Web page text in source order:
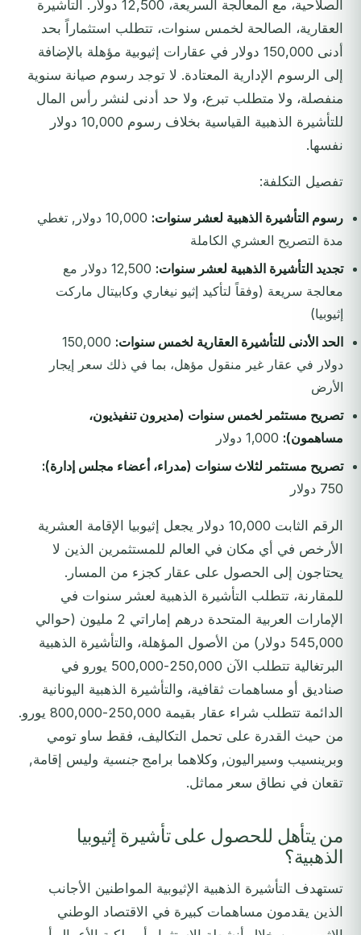
الصلاحية، مع المعالجة السريعة، 12,500 دولار. التأشيرة
العقارية، الصالحة لخمس سنوات، تتطلب استثماراً بحد
أدنى 150,000 دولار في عقارات إثيوبية مؤهلة بالإضافة
إلى الرسوم الإدارية المعتادة. لا توجد رسوم صيانة سنوية
منفصلة، ولا متطلب تبرع، ولا حد أدنى لنشر رأس المال
للتأشيرة الذهبية القياسية بخلاف رسوم 10,000 دولار
نفسها.
تفصيل التكلفة:
رسوم التأشيرة الذهبية لعشر سنوات:
10,000 دولار, تغطي
مدة التصريح العشري الكاملة
تجديد التأشيرة الذهبية لعشر سنوات:
12,500 دولار مع
معالجة سريعة (وفقاً لتأكيد إثيو نيغاري وكابيتال ماركت
إثيوبيا)
الحد الأدنى للتأشيرة العقارية لخمس سنوات: 150,000
دولار في عقار غير منقول مؤهل، بما في ذلك سعر إيجار
الأرض
تصريح مستثمر لخمس سنوات (مديرون تنفيذيون،
مساهمون):
تصريح مستثمر لثلاث سنوات (مدراء، أعضاء مجلس إدارة):
750 دولار
الرقم الثابت 10,000 دولار يجعل إثيوبيا الإقامة العشرية
الأرخص في أي مكان في العالم للمستثمرين الذين لا
يحتاجون إلى الحصول على عقار كجزء من المسار.
للمقارنة، تتطلب التأشيرة الذهبية لعشر سنوات في
الإمارات العربية المتحدة درهم إماراتي 2 مليون (حوالي
545,000 دولار) من الأصول المؤهلة، والتأشيرة الذهبية
البرتغالية تتطلب الآن 250,000-500,000 يورو في
صناديق أو مساهمات ثقافية، والتأشيرة الذهبية اليونانية
الدائمة تتطلب شراء عقار بقيمة 250,000-800,000 يورو.
من حيث القدرة على تحمل التكاليف، فقط ساو تومي
وبرينسيب وسيراليون, وكلاهما برامج جنسية وليس إقامة,
تقعان في نطاق سعر مماثل.
من يتأهل للحصول على تأشيرة إثيوبيا
الذهبية؟
تستهدف التأشيرة الذهبية الإثيوبية المواطنين الأجانب
الذين يقدمون مساهمات كبيرة في الاقتصاد الوطني